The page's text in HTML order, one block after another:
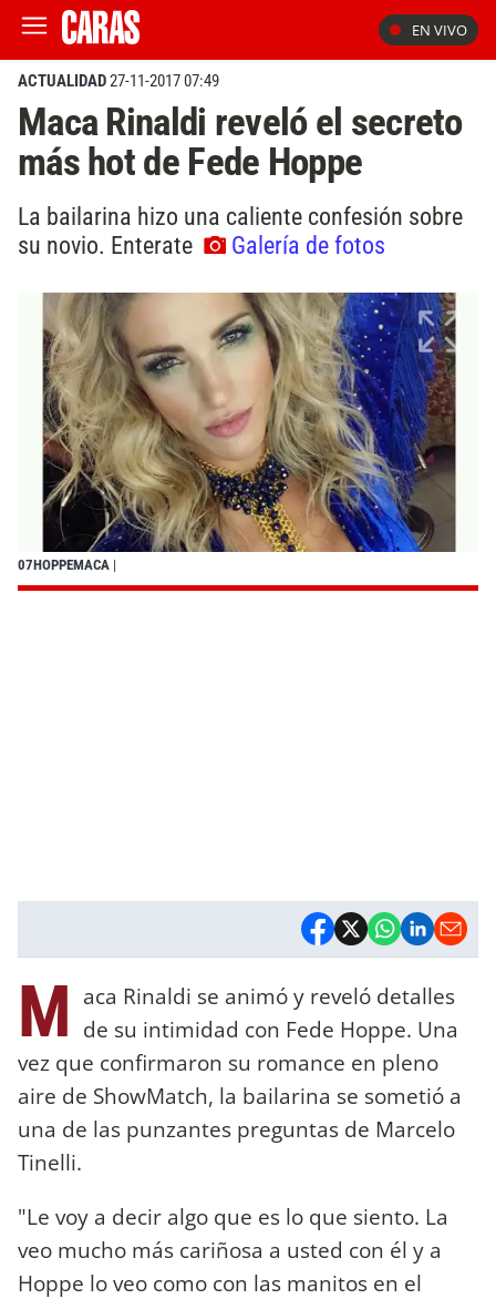
EN VIVO
ACTUALIDAD27-11-2017 07:49
Maca Rinaldi reveló el secreto
más hot de Fede Hoppe
La bailarina hizo una caliente confesión sobre
su novio. Enterate
Galería de fotos
07HOPPEMACA |
M aca Rinaldi se animó y reveló detalles
de su intimidad con Fede Hoppe. Una
vez que confirmaron su romance en pleno
aire de ShowMatch, la bailarina se sometió a
una de las punzantes preguntas de Marcelo
Tinelli.
"Le voy a decir algo que es lo que siento. La
veo mucho más cariñosa a usted con él y a
Hoppe lo veo como con las manitos en el